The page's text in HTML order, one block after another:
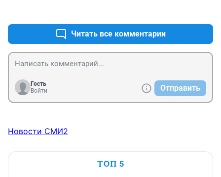
Читать все комментарии
Гость
Войти
Отправить
Новости СМИ2
ТОП 5